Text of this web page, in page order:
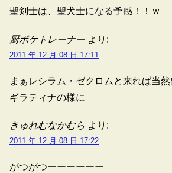
聖剣士は、聖犬士になる予感！！ｗ
厨ポケトレーナー より:
2011 年 12 月 08 日 17:11
まぁレシラム・ゼクロムと来れば当
ギラティナの様に
きゅれむなかむら より:
2011 年 12 月 08 日 17:22
がつがつーーーーーー